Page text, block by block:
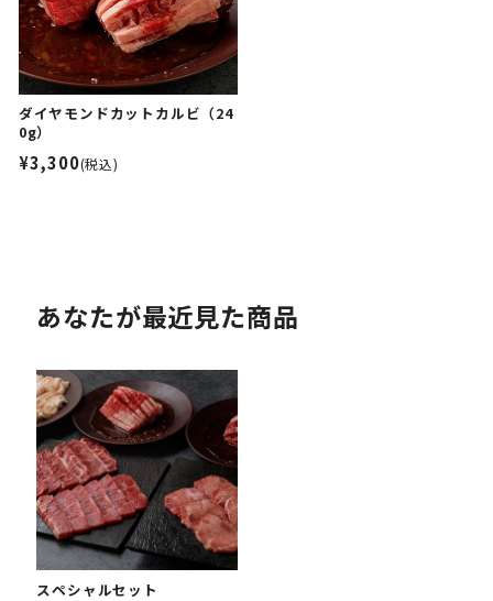
ダイヤモンドカットカルビ（24
0g）
¥3,300(税込)
あなたが最近見た商品
スペシャルセット